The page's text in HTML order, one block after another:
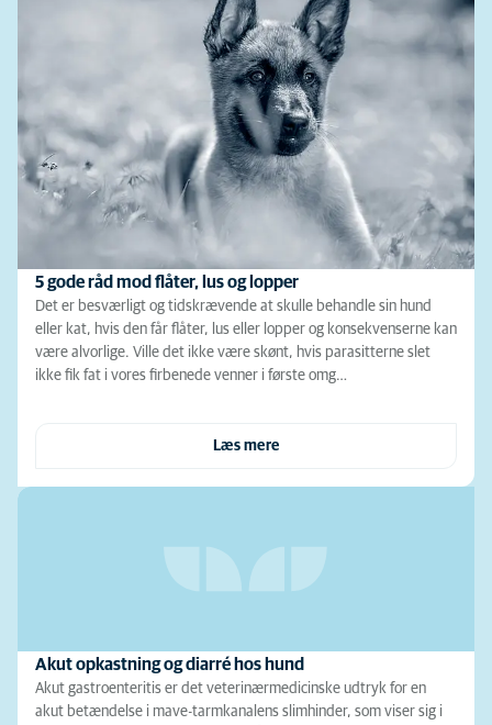
5 gode råd mod flåter, lus og lopper
Det er besværligt og tidskrævende at skulle behandle sin hund
eller kat, hvis den får flåter, lus eller lopper og konsekvenserne kan
være alvorlige. Ville det ikke være skønt, hvis parasitterne slet
ikke fik fat i vores firbenede venner i første omg…
Læs mere
Akut opkastning og diarré hos hund
Akut gastroenteritis er det veterinærmedicinske udtryk for en
akut betændelse i mave-tarmkanalens slimhinder, som viser sig i